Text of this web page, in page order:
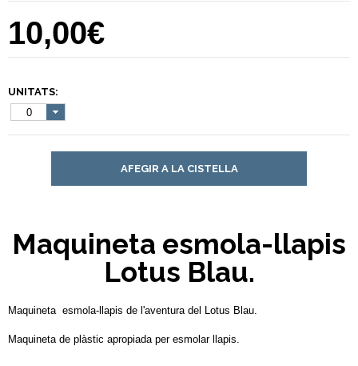
10,00€
UNITATS:
0
AFEGIR A LA CISTELLA
Maquineta esmola-llapis
Lotus Blau.
Maquineta esmola-llapis de l'aventura del Lotus Blau.
Maquineta de plàstic apropiada per esmolar llapis.